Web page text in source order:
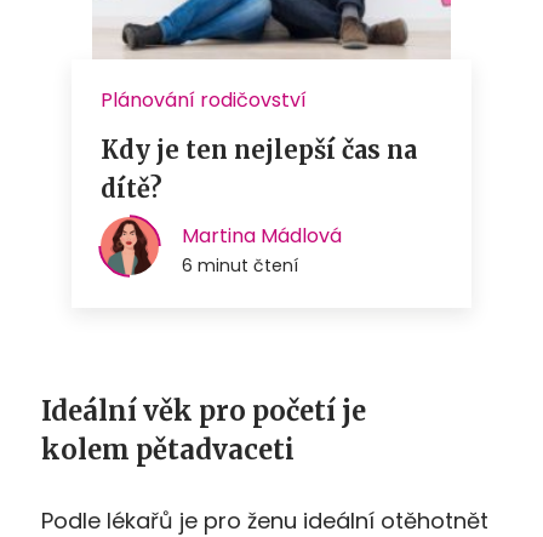
Ideální věk pro početí je
kolem pětadvaceti
Podle lékařů je pro ženu ideální otěhotnět